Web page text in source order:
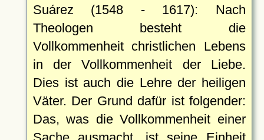
Suárez (1548 - 1617): Nach
Theologen besteht die
Vollkommenheit christlichen Lebens
in der Vollkommenheit der Liebe.
Dies ist auch die Lehre der heiligen
Väter. Der Grund dafür ist folgender:
Das, was die Vollkommenheit einer